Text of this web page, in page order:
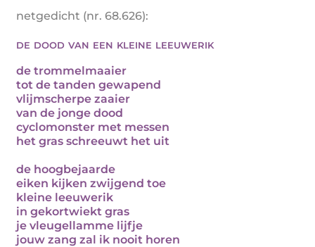
netgedicht (nr. 68.626):
de dood van een kleine leeuwerik
de trommelmaaier
tot de tanden gewapend
vlijmscherpe zaaier
van de jonge dood
cyclomonster met messen
het gras schreeuwt het uit
de hoogbejaarde
eiken kijken zwijgend toe
kleine leeuwerik
in gekortwiekt gras
je vleugellamme lijfje
jouw zang zal ik nooit horen